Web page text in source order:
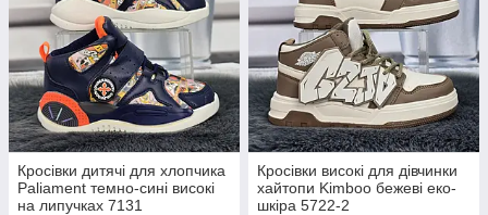
Кросівки дитячі для хлопчика
Paliament темно-сині високі
на липучках 7131
Кросівки високі для дівчинки
хайтопи Kimboo бежеві еко-
шкіра 5722-2